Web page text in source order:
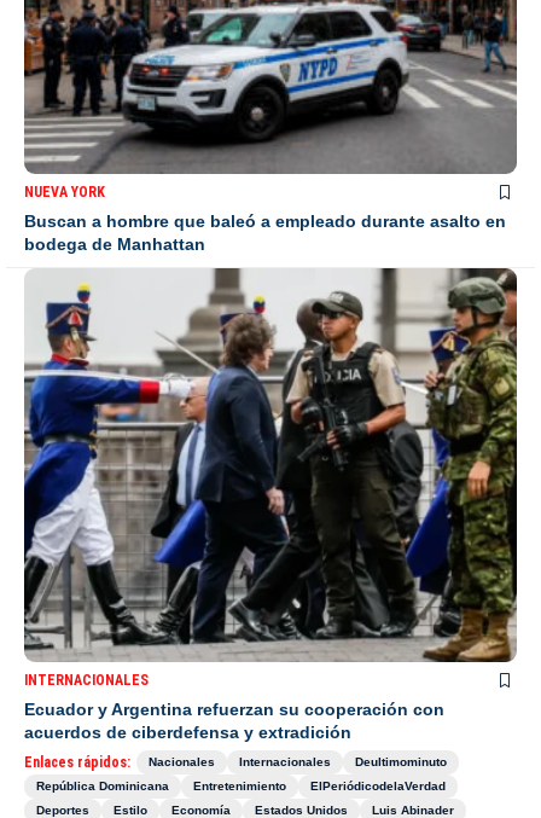
NUEVA YORK
Buscan a hombre que baleó a empleado durante asalto en
bodega de Manhattan
INTERNACIONALES
Ecuador y Argentina refuerzan su cooperación con
acuerdos de ciberdefensa y extradición
Enlaces rápidos: Nacionales Internacionales
Deultimominuto
República Dominicana
Entretenimiento
ElPeriódicodelaVerdad
Deportes
Estilo Economía Estados Unidos
Luis Abinader